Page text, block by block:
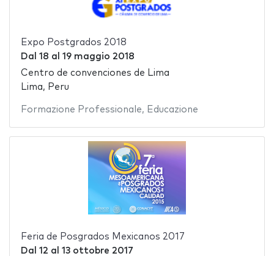
Expo Postgrados 2018
Dal 18 al 19 maggio 2018
Centro de convenciones de Lima
Lima, Peru
Formazione Professionale, Educazione
Feria de Posgrados Mexicanos 2017
Dal 12 al 13 ottobre 2017